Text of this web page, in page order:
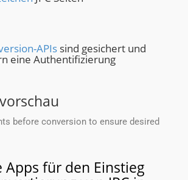
APIs sind gesichert und
eine Authentifizierung
before conversion to ensure desired
Apps für den Einstieg